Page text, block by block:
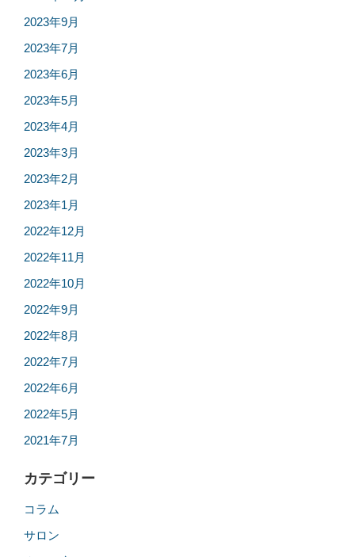
2023年9月
2023年7月
2023年6月
2023年5月
2023年4月
2023年3月
2023年2月
2023年1月
2022年12月
2022年11月
2022年10月
2022年9月
2022年8月
2022年7月
2022年6月
2022年5月
2021年7月
カテゴリー
コラム
サロン